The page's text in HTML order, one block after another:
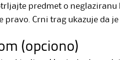
predmet o
pravo. Crni trag ukazuje da je
(opciono)